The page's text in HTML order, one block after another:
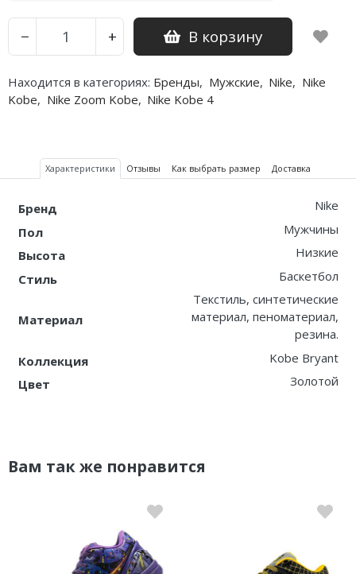
− + В корзину
Находится в категориях: Бренды, Мужские, Nike, Nike
Kobe, Nike Zoom Kobe, Nike Kobe 4
Характеристики Отзывы Как выбрать размер Доставка
Бренд
Nike
Пол
Мужчины
Высота
Низкие
Стиль
Баскетбол
Материал
Текстиль, синтетические
материал, пеноматериал,
резина.
Коллекция
Kobe Bryant
Цвет
Золотой
Вам так же понравится